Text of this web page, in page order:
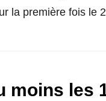
la première fois le
moins les